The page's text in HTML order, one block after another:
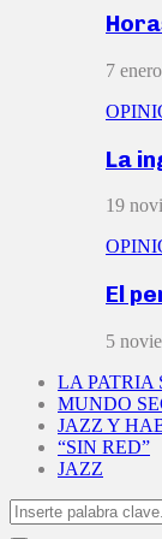
7
La
19
El
5
LA PATRIA
MUNDO
JAZZ Y
“SIN RED”
JAZZ
Search
for: